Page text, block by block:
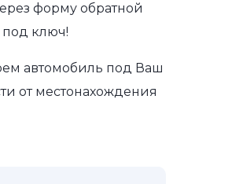
форму обратной
под ключ!
автомобиль под Ваш
от местонахождения